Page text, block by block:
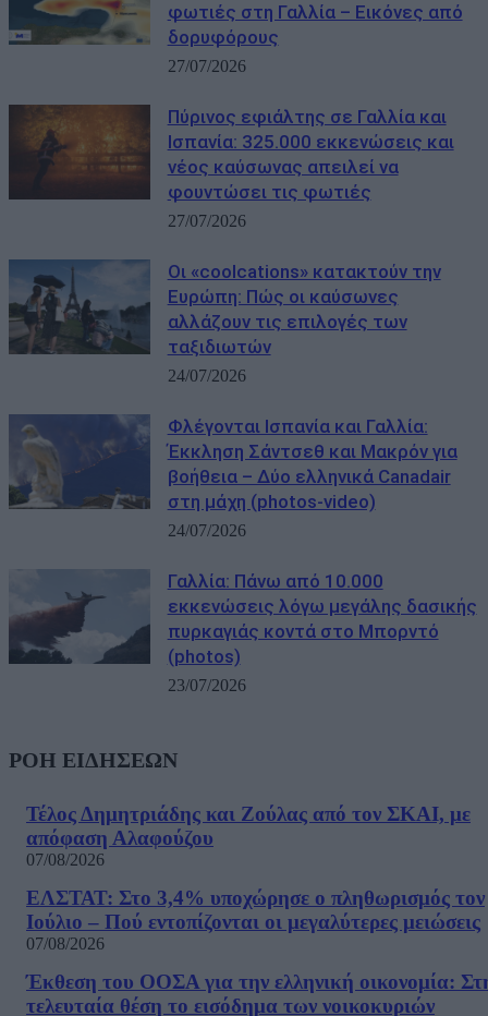
φωτιές στη Γαλλία – Eικόνες από
δορυφόρους
27/07/2026
Πύρινος εφιάλτης σε Γαλλία και
Ισπανία: 325.000 εκκενώσεις και
νέος καύσωνας απειλεί να
φουντώσει τις φωτιές
27/07/2026
Οι «coolcations» κατακτούν την
Ευρώπη: Πώς οι καύσωνες
αλλάζουν τις επιλογές των
ταξιδιωτών
24/07/2026
Φλέγονται Ισπανία και Γαλλία:
Έκκληση Σάντσεθ και Μακρόν για
βοήθεια – Δύο ελληνικά Canadair
στη μάχη (photos-video)
24/07/2026
Γαλλία: Πάνω από 10.000
εκκενώσεις λόγω μεγάλης δασικής
πυρκαγιάς κοντά στο Μπορντό
(photos)
23/07/2026
ΡΟΗ ΕΙΔΗΣΕΩΝ
Τέλος Δημητριάδης και Ζούλας από τον ΣΚΑΙ, με
απόφαση Αλαφούζου
07/08/2026
ΕΛΣΤΑΤ: Στο 3,4% υποχώρησε ο πληθωρισμός τον
Ιούλιο – Πού εντοπίζονται οι μεγαλύτερες μειώσεις
07/08/2026
Έκθεση του ΟΟΣΑ για την ελληνική οικονομία:
τελευταία θέση το εισόδημα των νοικοκυριών